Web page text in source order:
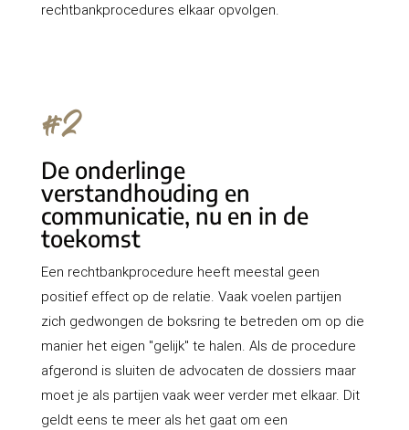
rechtbankprocedures elkaar opvolgen.
#2
De onderlinge
verstandhouding en
communicatie, nu en in de
toekomst
Een rechtbankprocedure heeft meestal geen
positief effect op de relatie. Vaak voelen partijen
zich gedwongen de boksring te betreden om op die
manier het eigen "gelijk" te halen. Als de procedure
afgerond is sluiten de advocaten de dossiers maar
moet je als partijen vaak weer verder met elkaar. Dit
geldt eens te meer als het gaat om een